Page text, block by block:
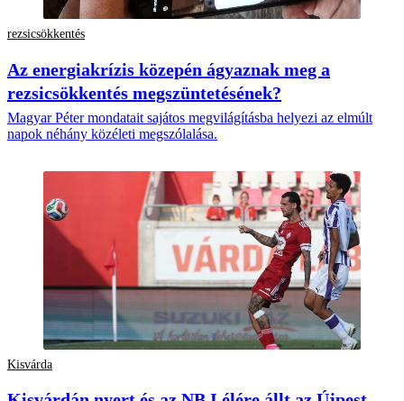
rezsicsökkentés
Az energiakrízis közepén ágyaznak meg a
rezsicsökkentés megszüntetésének?
Magyar Péter mondatait sajátos megvilágításba helyezi az elmúlt
napok néhány közéleti megszólalása.
Kisvárda